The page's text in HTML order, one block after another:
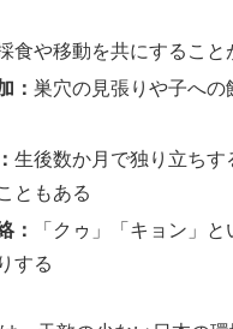
食や移動を共にすること
：巣穴の見張りや子への
生後数か月で独り立ちす
ともある
：
「クゥ」「キョン」と
する